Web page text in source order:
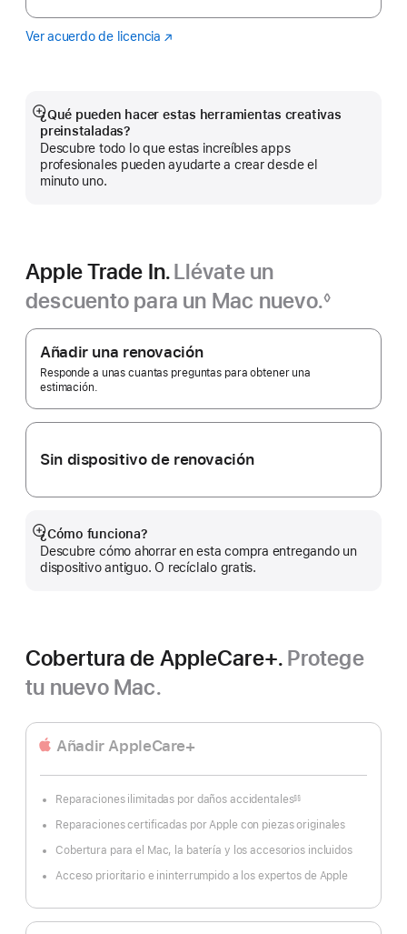
Ver acuerdo de licencia Logic
(Se
ventana
¿Qué pueden hacer estas herramientas creativas
preinstaladas?
Descubre todo lo que estas increíbles apps
profesionales pueden ayudarte a crear desde el
minuto uno.
Mostrar
más
Apple Trade In.Llévate un
descuento para un Mac nuevo.‍
a
de
página
◊
Apple
Trade In.
Añadir una renovación
Responde a unas cuantas preguntas para obtener una
estimación.
Sin dispositivo de renovación
¿Cómo funciona?
Descubre cómo ahorrar en esta compra entregando un
dispositivo antiguo. O recíclalo gratis.
Mostrar
más
Cobertura de AppleCare+. Protege
tu nuevo Mac.
Añadir AppleCare+
Reparaciones ilimitadas por daños accidentales
Nota
pie
§§
Reparaciones certificadas por Apple con piezas originales
Cobertura para el Mac, la batería y los accesorios incluidos
Acceso prioritario e ininterrumpido a los expertos de Apple